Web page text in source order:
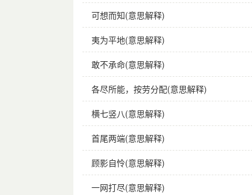
可想而知(意思解释)
夷为平地(意思解释)
敢不承命(意思解释)
各尽所能，按劳分配(意思解释)
横七竖八(意思解释)
首尾两端(意思解释)
顾影自怜(意思解释)
一网打尽(意思解释)